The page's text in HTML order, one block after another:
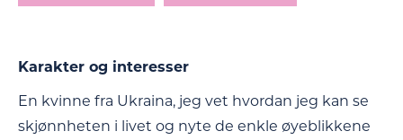
Karakter og interesser
En kvinne fra Ukraina, jeg vet hvordan jeg kan se
skjønnheten i livet og nyte de enkle øyeblikkene